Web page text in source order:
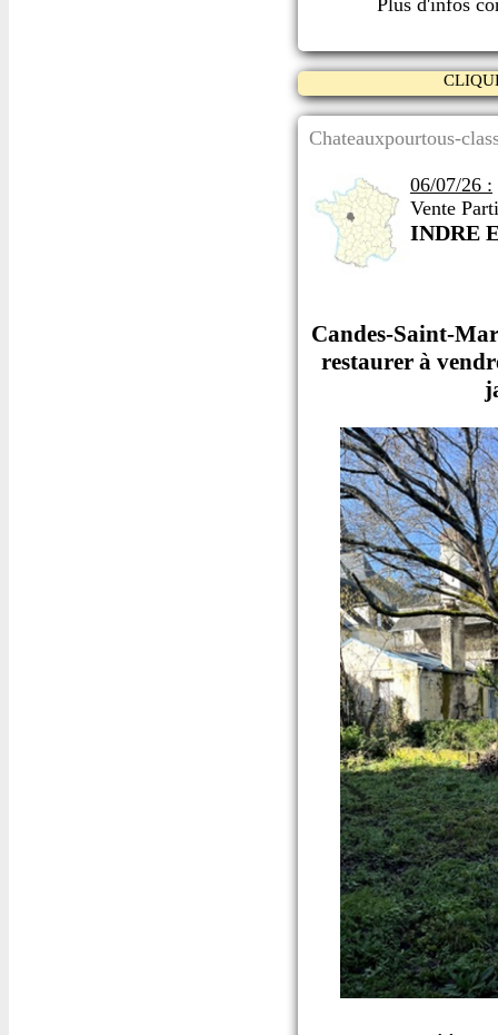
Chateauxpourtous-
06/07/26 :
Vente
INDRE
Candes-Saint-
restaurer à